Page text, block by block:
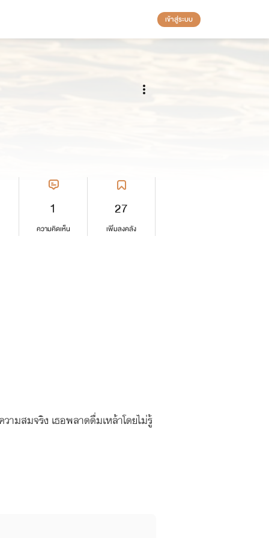
เข้าสู่ระบบ
1
ความคิดเห็น
27
เพิ่มลงคลัง
มสมจริง เธอพลาดดื่มเหล้าโดยไม่รู้